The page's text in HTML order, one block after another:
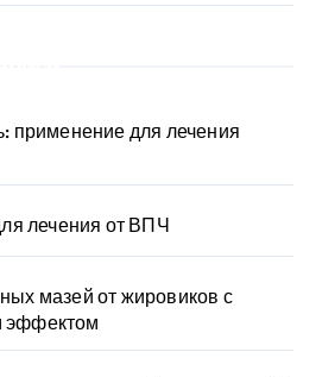
применение для лечения
лечения от ВПЧ
мазей от жировиков с